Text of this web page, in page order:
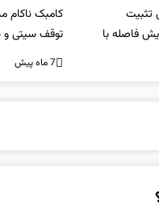
تثبیت
فاصله با
کامبک ناکام
توقف سیتی
7 ماه پیش